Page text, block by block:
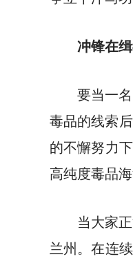
冲锋在
要当一
毒品的线索
的不懈努力
高纯度毒品
当大家
兰州。在连